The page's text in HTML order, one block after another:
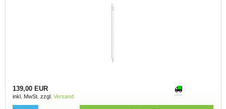
139,00 EUR
inkl. MwSt. zzgl. Versand